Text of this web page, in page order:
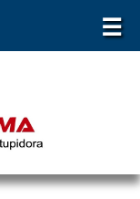
☰